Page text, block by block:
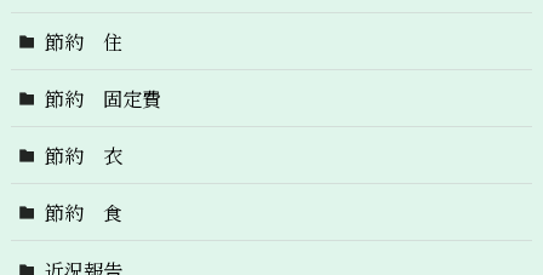
節約 住
節約 固定費
節約 衣
節約 食